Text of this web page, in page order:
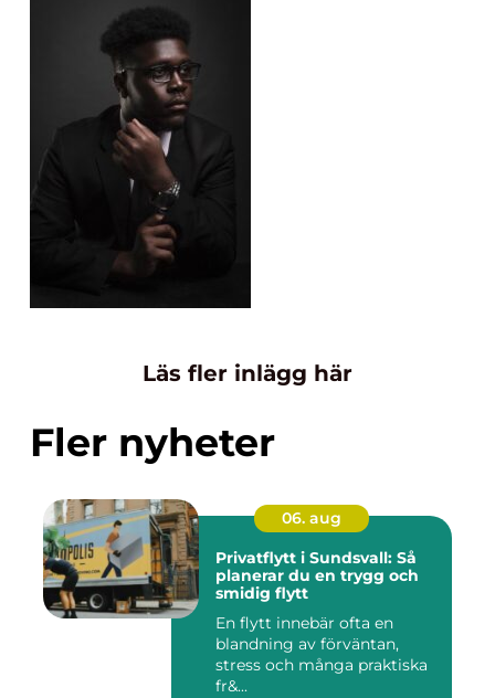
Läs fler inlägg här
Fler nyheter
06. aug
Privatflytt i Sundsvall: Så
planerar du en trygg och
smidig flytt
En flytt innebär ofta en
blandning av förväntan,
stress och många praktiska
fr&...